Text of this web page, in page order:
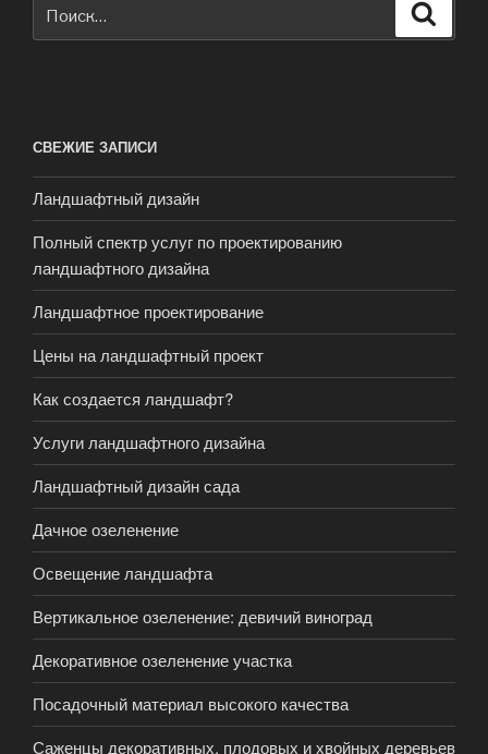
СВЕЖИЕ ЗАПИСИ
Ландшафтный дизайн
Полный спектр услуг по проектированию
ландшафтного дизайна
Ландшафтное проектирование
Цены на ландшафтный проект
Как создается ландшафт?
Услуги ландшафтного дизайна
Ландшафтный дизайн сада
Дачное озеленение
Освещение ландшафта
Вертикальное озеленение: девичий виноград
Декоративное озеленение участка
Посадочный материал высокого качества
Саженцы декоративных, плодовых и хвойных деревьев